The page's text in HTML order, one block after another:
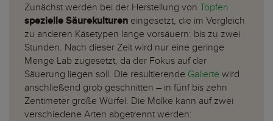
Zunächst werden bei der Herstellung von Topfen
spezielle Säurekulturen eingesetzt, die im Vergleich
zu anderen Käsetypen lange vorsäuern: bis zu zwei
Stunden. Nach dieser Zeit wird nur eine geringe
Menge Lab zugesetzt, da der Fokus auf der
Säuerung liegen soll. Die resultierende Gallerte wird
anschließend grob geschnitten – in fünf bis zehn
Zentimeter große Würfel. Die Molke kann auf zwei
verschiedene Arten abgetrennt werden: